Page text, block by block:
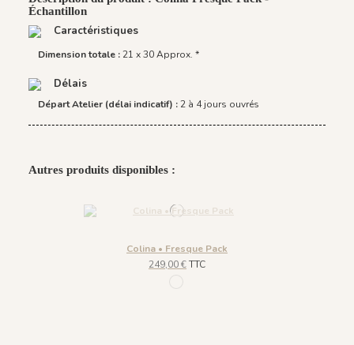
Échantillon
Caractéristiques
Dimension totale :21 x 30 Approx. *
Délais
Départ Atelier (délai indicatif) :2 à 4 jours ouvrés
Autres produits disponibles :
Colina • Fresque Pack
249,00 €TTC